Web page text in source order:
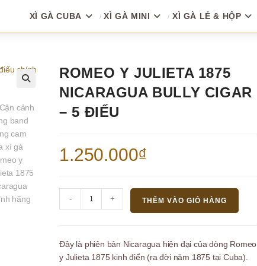
XÌ GÀ CUBA XÌ GÀ MINI XÌ GÀ LẺ & HỘP
ROMEO Y JULIETA 1875
NICARAGUA BULLY CIGAR
– 5 ĐIẾU
1.250.000₫
y
Nicaragua
Bully
- + THÊM VÀO GIỎ HÀNG
Đây là phiên bản Nicaragua hiện đại của dòng Romeo
y Julieta 1875 kinh điển (ra đời năm 1875 tại Cuba).